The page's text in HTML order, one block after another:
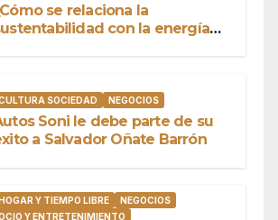
se relaciona la
con la energía
SOCIEDAD NEGOCIOS
Soni le debe parte de su
a Salvador Oñate Barrón
Y TIEMPO LIBRE
NEGOCIOS
Y ENTRETENIMIENTO